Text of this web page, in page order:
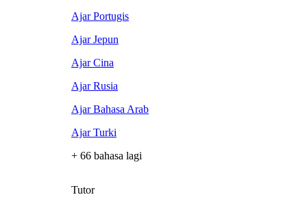
Ajar Portugis
Ajar Jepun
Ajar Cina
Ajar Rusia
Ajar Bahasa Arab
Ajar Turki
+ 66 bahasa lagi
Tutor